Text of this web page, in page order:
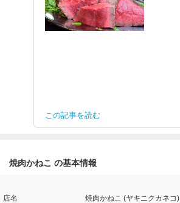
この記事を読む
焼肉かねこ の基本情報
店名 焼肉かねこ (ヤキニクカネコ)